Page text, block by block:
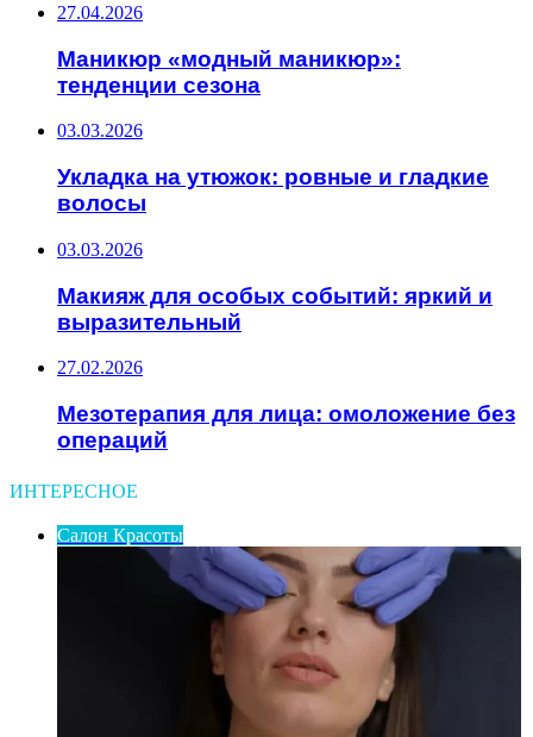
27.04.2026
Маникюр «модный маникюр»:
тенденции сезона
03.03.2026
Укладка на утюжок: ровные и гладкие
волосы
03.03.2026
Макияж для особых событий: яркий и
выразительный
27.02.2026
Мезотерапия для лица: омоложение без
операций
ИНТЕРЕСНОЕ
Салон Красоты